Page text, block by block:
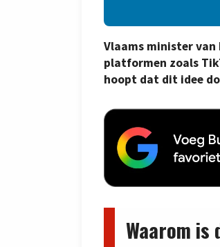
Vlaams minister
platformen zoals
hoopt dat dit idee
Waarom